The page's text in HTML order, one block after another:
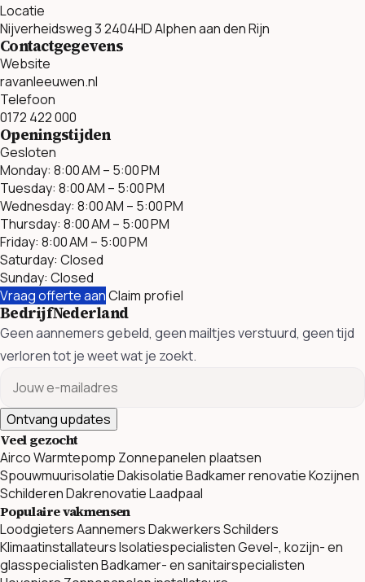
Locatie
Nijverheidsweg 3 2404HD Alphen aan den Rijn
Contactgegevens
Website
ravanleeuwen.nl
Telefoon
0172 422 000
Openingstijden
Gesloten
Monday: 8:00 AM – 5:00 PM
Tuesday: 8:00 AM – 5:00 PM
Wednesday: 8:00 AM – 5:00 PM
Thursday: 8:00 AM – 5:00 PM
Friday: 8:00 AM – 5:00 PM
Saturday: Closed
Sunday: Closed
Vraag offerte aanClaim profiel
BedrijfNederland
Geen aannemers gebeld, geen mailtjes verstuurd, geen tijd
verloren tot je weet wat je zoekt.
Ontvang updates
Veel gezocht
AircoWarmtepomp Zonnepanelen plaatsen
SpouwmuurisolatieDakisolatieBadkamer renovatieKozijnen
SchilderenDakrenovatieLaadpaal
Populaire vakmensen
LoodgietersAannemersDakwerkersSchilders
KlimaatinstallateursIsolatiespecialistenGevel-, kozijn- en
glasspecialistenBadkamer- en sanitairspecialisten